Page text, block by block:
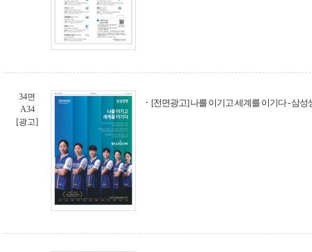
34면
A34
[광고]
[전면광고] 나를 이기고 세계를 이기다 - 삼성